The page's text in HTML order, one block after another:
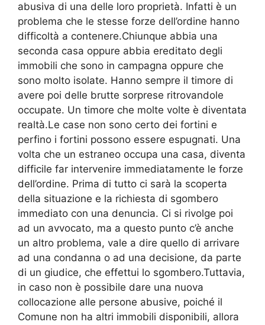
abusiva di una delle loro proprietà. Infatti è un
problema che le stesse forze dell’ordine hanno
difficoltà a contenere.Chiunque abbia una
seconda casa oppure abbia ereditato degli
immobili che sono in campagna oppure che
sono molto isolate. Hanno sempre il timore di
avere poi delle brutte sorprese ritrovandole
occupate. Un timore che molte volte è diventata
realtà.Le case non sono certo dei fortini e
perfino i fortini possono essere espugnati. Una
volta che un estraneo occupa una casa, diventa
difficile far intervenire immediatamente le forze
dell’ordine. Prima di tutto ci sarà la scoperta
della situazione e la richiesta di sgombero
immediato con una denuncia. Ci si rivolge poi
ad un avvocato, ma a questo punto c’è anche
un altro problema, vale a dire quello di arrivare
ad una condanna o ad una decisione, da parte
di un giudice, che effettui lo sgombero.Tuttavia,
in caso non è possibile dare una nuova
collocazione alle persone abusive, poiché il
Comune non ha altri immobili disponibili, allora